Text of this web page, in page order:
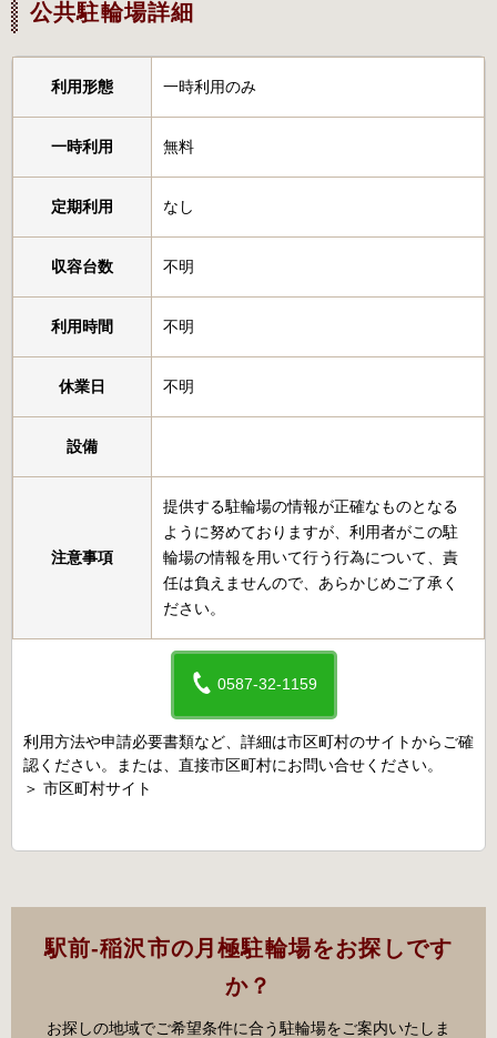
公共駐輪場詳細
利用形態 一時利用のみ
一時利用 無料
定期利用 なし
収容台数 不明
利用時間 不明
休業日 不明
設備
注意事項
提供する駐輪場の情報が正確なものとなる
ように努めておりますが、利用者がこの駐
輪場の情報を用いて行う行為について、責
任は負えませんので、あらかじめご了承く
ださい。
0587-32-1159
利用方法や申請必要書類など、詳細は市区町村のサイトからご確
認ください。または、直接市区町村にお問い合せください。
＞ 市区町村サイト
駅前-稲沢市の月極駐輪場をお探しです
か？
お探しの地域でご希望条件に合う駐輪場をご案内いたしま